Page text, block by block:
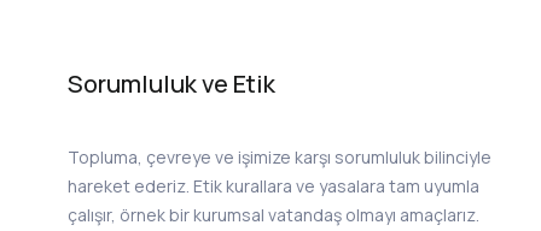
Sorumluluk ve Etik
Topluma, çevreye ve işimize karşı sorumluluk bilinciyle
hareket ederiz. Etik kurallara ve yasalara tam uyumla
çalışır, örnek bir kurumsal vatandaş olmayı amaçlarız.